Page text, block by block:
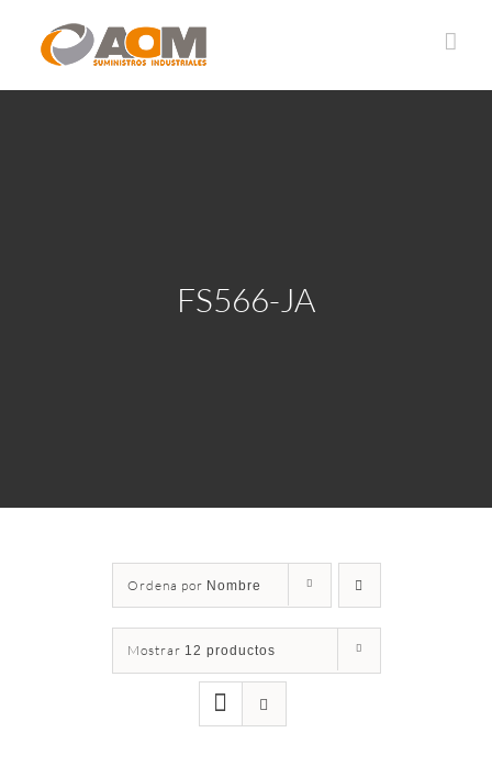
FS566-JA
Ordena por Nombre
Mostrar 12 productos